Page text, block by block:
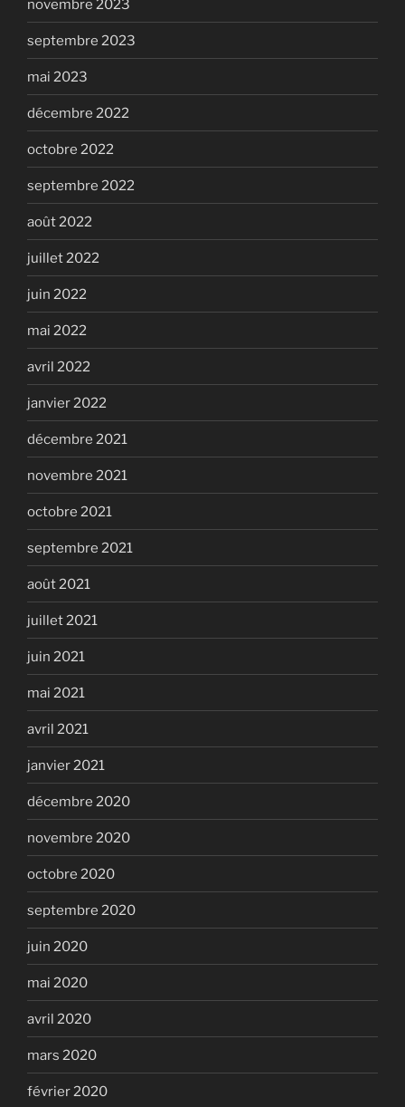
novembre 2023
septembre 2023
mai 2023
décembre 2022
octobre 2022
septembre 2022
août 2022
juillet 2022
juin 2022
mai 2022
avril 2022
janvier 2022
décembre 2021
novembre 2021
octobre 2021
septembre 2021
août 2021
juillet 2021
juin 2021
mai 2021
avril 2021
janvier 2021
décembre 2020
novembre 2020
octobre 2020
septembre 2020
juin 2020
mai 2020
avril 2020
mars 2020
février 2020